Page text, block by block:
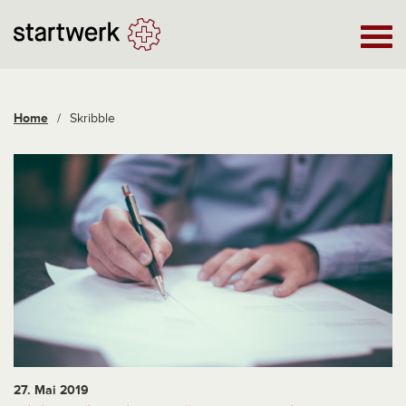
Home / Skribble
27. Mai 2019